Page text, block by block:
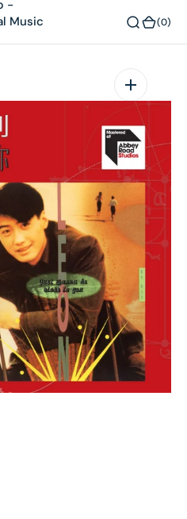
(0)
在
簿
中
開
啟
第